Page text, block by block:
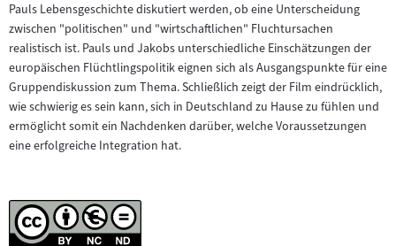
Pauls Lebensgeschichte diskutiert werden, ob eine Unterscheidung
zwischen "politischen" und "wirtschaftlichen" Fluchtursachen
realistisch ist. Pauls und Jakobs unterschiedliche Einschätzungen der
europäischen Flüchtlingspolitik eignen sich als Ausgangspunkte für eine
Gruppendiskussion zum Thema. Schließlich zeigt der Film eindrücklich,
wie schwierig es sein kann, sich in Deutschland zu Hause zu fühlen und
ermöglicht somit ein Nachdenken darüber, welche Voraussetzungen
eine erfolgreiche Integration hat.